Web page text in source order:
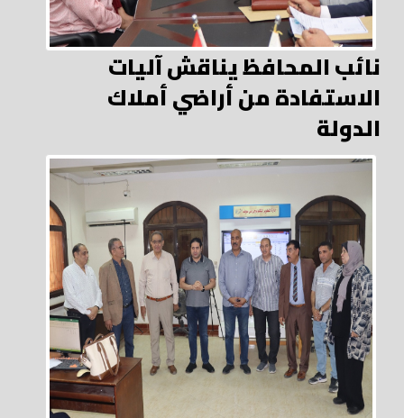
نائب المحافظ يناقش آليات
الاستفادة من أراضي أملاك
الدولة